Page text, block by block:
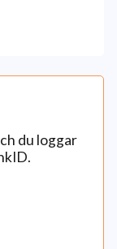
du loggar